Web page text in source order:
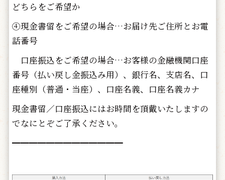
どちらをご希望か
④現金書留をご希望の場合…お届け先ご住所とお電
話番号
口座振込をご希望の場合…お客様の金融機関口座
番号（払い戻し金振込み用）、銀行名、支店名、口
座種別（普通・当座）、口座名義、口座名義カナ
現金書留／口座振込にはお時間を頂戴いたしますの
でなにとぞご了承ください。
━━━━━━━━━━━━━